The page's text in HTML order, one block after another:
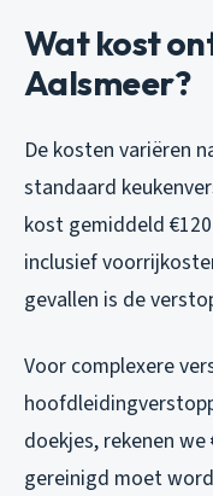
Wat kost
Aalsmeer?
De kosten variëren
standaard
kost gemiddeld
inclusief
gevallen is de
Voor complexere
doekjes, rekenen
gereinigd moet